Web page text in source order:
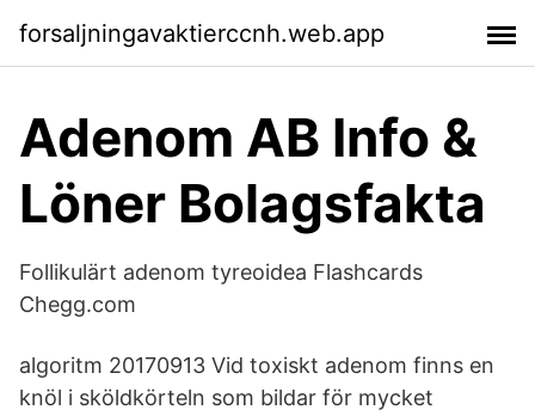
forsaljningavaktierccnh.web.app
Adenom AB Info &
Löner Bolagsfakta
Follikulärt adenom tyreoidea Flashcards
Chegg.com
algoritm 20170913 Vid toxiskt adenom finns en
knöl i sköldkörteln som bildar för mycket